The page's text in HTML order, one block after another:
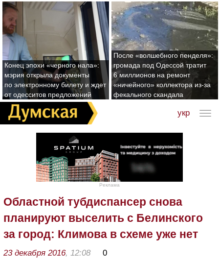
Конец эпохи «черного нала»:
мэрия открыла документы
по электронному билету и ждет
от одесситов предложений
После «волшебного пенделя»:
громада под Одессой тратит
6 миллионов на ремонт
«ничейного» коллектора из-за
фекального скандала
укр
Реклама
Областной тубдиспансер снова
планируют выселить с Белинского
за город: Климова в схеме уже нет
23 декабря 2016, 12:08 0